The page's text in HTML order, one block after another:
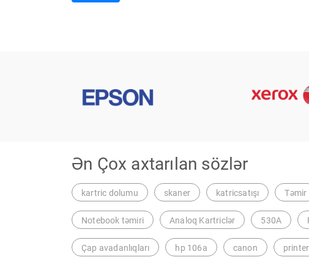
Ən Çox axtarılan sözlər
kartric dolumu skaner katricsatışı Təmir
Notebook təmiri Analoq Kartriclər 530A
Çap avadanlıqları hp 106a canon